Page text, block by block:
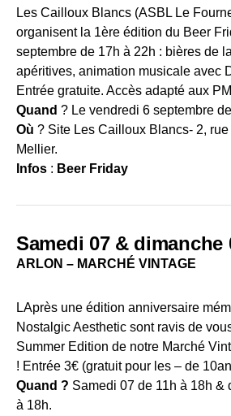
Les Cailloux Blancs (ASBL Le
organisent la 1ère édition du Beer
septembre de 17h à 22h : bières de
apéritives, animation musicale avec
Entrée gratuite. Accès adapté aux
Quand ? Le vendredi 6 septembre
Où ? Site Les Cailloux Blancs- 2,
Mellier.
Infos : Beer Friday
Samedi 07 & dimanche
ARLON – MARCHÉ VINTAGE
LAprès une édition anniversaire
Nostalgic Aesthetic sont ravis de
Summer Edition de notre Marché
! Entrée 3€ (gratuit pour les – de
Quand ? Samedi 07 de 11h à 18h &
à 18h.